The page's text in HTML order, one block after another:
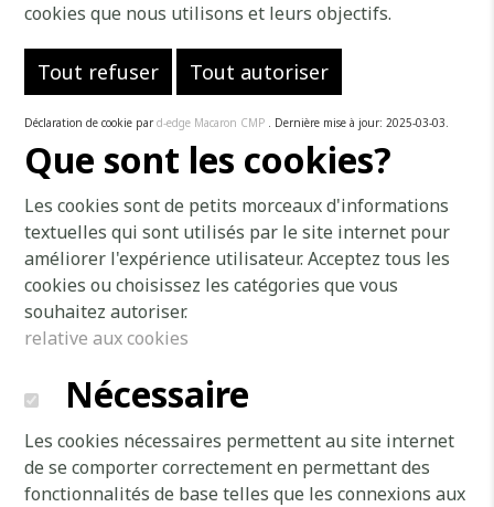
cookies que nous utilisons et leurs objectifs.
Tout refuser Tout autoriser
Déclaration de cookie pard-edge Macaron CMP . Dernière mise à jour: 2025-03-03.
Que sont les cookies?
Les cookies sont de petits morceaux d'informations
textuelles qui sont utilisés par le site internet pour
améliorer l'expérience utilisateur. Acceptez tous les
cookies ou choisissez les catégories que vous
souhaitez autoriser.
relative aux cookies
Nécessaire
Les cookies nécessaires permettent au site internet
de se comporter correctement en permettant des
fonctionnalités de base telles que les connexions aux